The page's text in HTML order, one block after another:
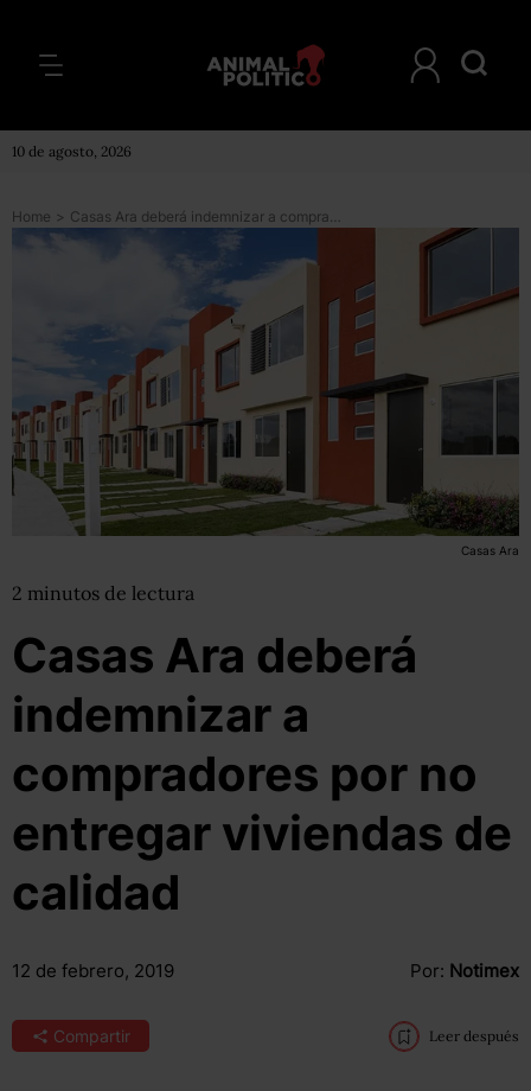
10 de agosto, 2026
Home > Casas Ara deberá indemnizar a compradores por no entregar viviendas de calidad
Casas Ara
2 minutos de lectura
Casas Ara deberá
indemnizar a
compradores por no
entregar viviendas de
calidad
12 de febrero, 2019 Por: Notimex
Compartir Leer después